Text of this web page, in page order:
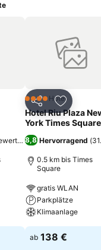
hinzufügen
)
Teilen Zu
4 SterneHotel
Hotel Riu Plaza
York Times Square
8,8 Hervorragend (
0.5 km bis Times
Square
gratis WLAN
Parkplätze
Klimaanlage
ab 138 €